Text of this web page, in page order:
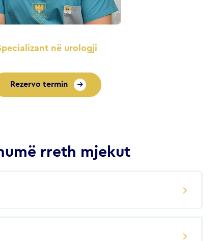
në urologji
Rezervo termin
rreth mjekut